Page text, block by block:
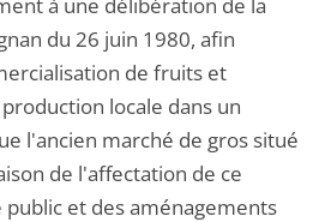
du 26 juin 1980, afin
de fruits et
locale dans un
l'ancien marché de gros situé
de l'affectation de ce
public et des aménagements